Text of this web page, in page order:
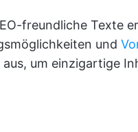
freundliche Texte
und
um einzigartige